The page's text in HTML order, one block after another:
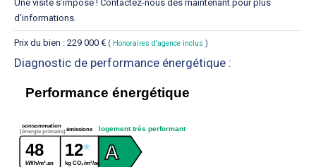
Une visite s’impose ! Contactez-nous dès maintenant pour plus
d’informations.
Prix du bien : 229 000 € ( Honoraires d'agence inclus )
Diagnostic de performance énergétique :
Performance énergétique
logement très performant
A
consommation
(énergie primaire)émissions
48 12*
kg CO₂/m²/an
kWh/m².an